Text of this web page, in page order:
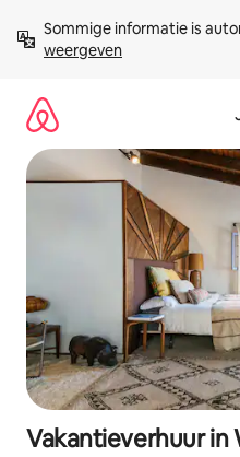
direct
naar
Sommige informatie is
weergeven
Vakantieverhuur in